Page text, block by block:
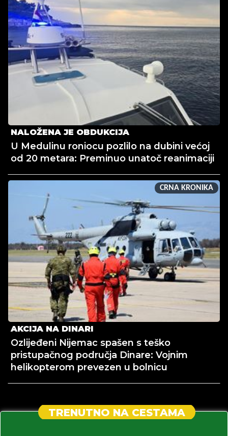
NALOŽENA JE OBDUKCIJA
U Medulinu roniocu pozlilo na dubini većoj
od 20 metara: Preminuo unatoč reanimaciji
CRNA KRONIKA
AKCIJA NA DINARI
Ozlijeđeni Nijemac spašen s teško
pristupačnog područja Dinare: Vojnim
helikopterom prevezen u bolnicu
TRENUTNO NA CESTAMA